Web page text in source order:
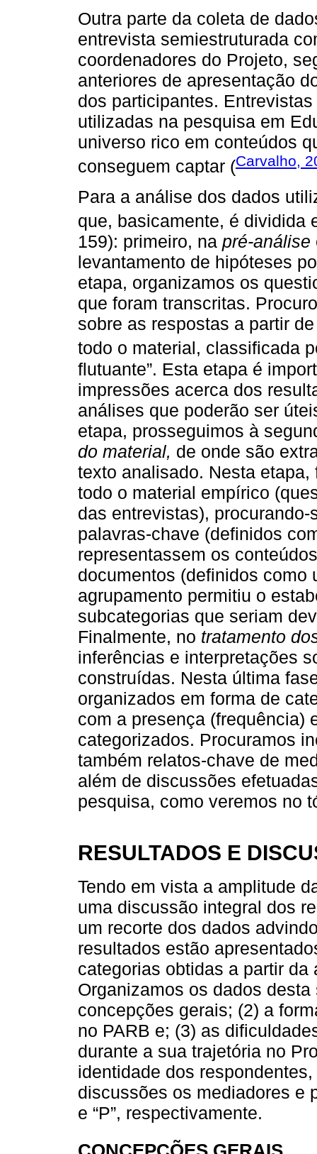
Outra parte da coleta de
entrevista semiestruturada
coordenadores do Projeto,
anteriores de apresentação
dos participantes.
utilizadas na pesquisa em
universo rico em conteúdos
conseguem captar (Carvalho,
Para a análise dos dados
que, basicamente, é dividida
159): primeiro, na pré-análise
levantamento de hipóteses
etapa, organizamos os
que foram transcritas.
sobre as respostas a partir
todo o material, classificada
flutuante”. Esta etapa é
impressões acerca dos
análises que poderão ser
etapa, prosseguimos à
do material, de onde são
texto analisado. Nesta
todo o material empírico
das entrevistas),
palavras-chave (definidos
representassem os
documentos (definidos como
agrupamento permitiu o
subcategorias que seriam
Finalmente, no tratamento
inferências e interpretações
construídas. Nesta última
organizados em forma de
com a presença (frequência)
categorizados. Procuramos
também relatos-chave de
além de discussões
pesquisa, como veremos no
RESULTADOS E
Tendo em vista a amplitude
uma discussão integral dos
um recorte dos dados
resultados estão
categorias obtidas a partir
Organizamos os dados
concepções gerais; (2) a
no PARB e; (3) as
durante a sua trajetória no
identidade dos
discussões os mediadores e
e “P”, respectivamente.